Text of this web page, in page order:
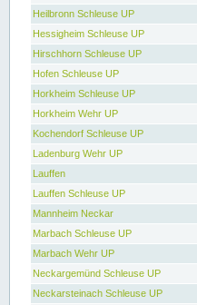
Heilbronn Schleuse UP
Hessigheim Schleuse UP
Hirschhorn Schleuse UP
Hofen Schleuse UP
Horkheim Schleuse UP
Horkheim Wehr UP
Kochendorf Schleuse UP
Ladenburg Wehr UP
Lauffen
Lauffen Schleuse UP
Mannheim Neckar
Marbach Schleuse UP
Marbach Wehr UP
Neckargemünd Schleuse UP
Neckarsteinach Schleuse UP